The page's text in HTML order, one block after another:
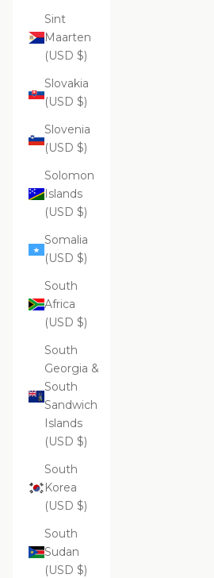
Sint
Maarten
(USD $)
Slovakia
(USD $)
Slovenia
(USD $)
Solomon
Islands
(USD $)
Somalia
(USD $)
South
Africa
(USD $)
South
Georgia &
South
Sandwich
Islands
(USD $)
South
Korea
(USD $)
South
Sudan
(USD $)